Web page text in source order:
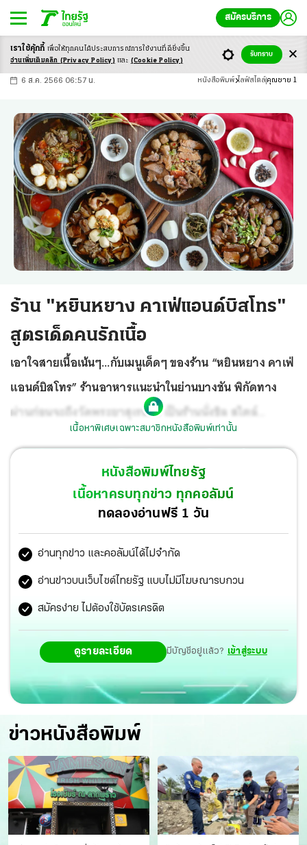
สมัครบริการ
-ก ก ก+
6 ส.ค. 2566 06:57 น. หนังสือพิมพ์ ไลฟ์สไตล์ คุณชาย 1
ร้าน "หยินหยาง คาเฟ่แอนด์บิสโทร"
สูตรเด็ดคนรักเนื้อ
เอาใจสายเนื้อเน้นๆ...กับเมนูเด็ดๆ ของร้าน “หยินหยาง คาเฟ่
แอนด์บิสโทร” ร้านอาหารแนะนำในย่านบางชัน พิกัดทาง
ผ่านก่อนจะถึงวัดพระยาสุเรนทร์ เป็นร้านนั่งชิล สไตล์
เนื้อหาพิเศษเฉพาะสมาชิกหนังสือพิมพ์เท่านั้น
หนังสือพิมพ์ไทยรัฐ
เนื้อหาครบทุกข่าว ทุกคอลัมน์
ทดลองอ่านฟรี 1 วัน
อ่านทุกข่าว และคอลัมน์ได้ไม่จำกัด
อ่านข่าวบนเว็บไซต์ไทยรัฐ แบบไม่มีโฆษณารบกวน
สมัครง่าย ไม่ต้องใช้บัตรเครดิต
ดูรายละเอียด มีบัญชีอยู่แล้ว? เข้าสู่ระบบ
ข่าวหนังสือพิมพ์
เราใช้คุ้กกี้ เพื่อให้ทุกคนได้ประสบการณ์การใช้งานที่ดียิ่งขึ้น
อ่านเพิ่มเติมคลิก (Privacy Policy) และ (Cookie Policy)
รับทราบ